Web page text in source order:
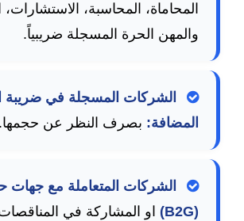
المحاماة، المحاسبة، الاستشارات،
والمهن الحرة المسجلة ضريبياً.
الشركات المسجلة في ضريبة
المضافة: بصرف النظر عن حجمها.
الشركات المتعاملة مع جهات
(B2G)
او المشاركة في